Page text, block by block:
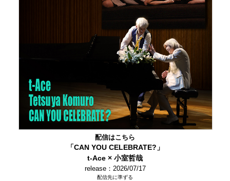
配信はこちら
「CAN YOU CELEBRATE?」
t-Ace × 小室哲哉
release：2026/07/17
配信先に準ずる